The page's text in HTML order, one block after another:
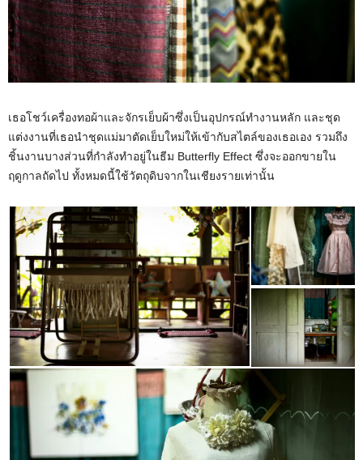
เธอโชว์เครื่องทอผ้าและจักรเย็บผ้าซึ่งเป็นอุปกรณ์ทำงานหลัก และชุด
แต่งงานที่เธอนำชุดแม่มาตัดเย็บใหม่ให้เข้ากับสไตล์ของเธอเอง รวมถึง
ชิ้นงานบางส่วนที่กำลังทำอยู่ในธีม Butterfly Effect ซึ่งจะออกขายใน
ฤดูกาลถัดไป ทั้งหมดนี้ใช้วัตถุดิบจากในเชียงรายเท่านั้น